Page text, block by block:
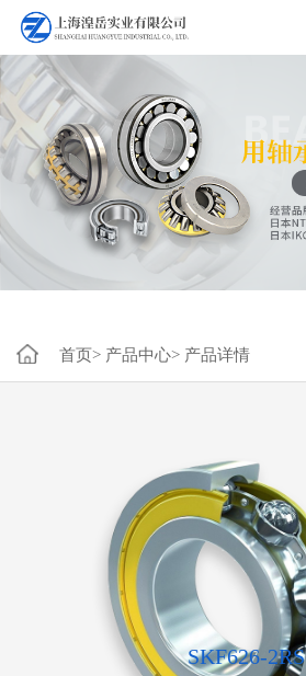
首页> 产品中心> 产品详情
SKF626-2RS